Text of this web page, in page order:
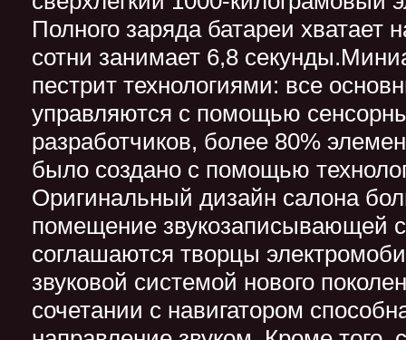
Полного заряда батареи хватает
сотни занимает 6,8
пестрит технологиями: все
управляются с помощью
разработчиков, более 80%
было создано с помощью
Оригинальный дизайн салона
помещение звукозаписывающей
соглашаются творцы
звуковой системой нового
сочетании с навигатором